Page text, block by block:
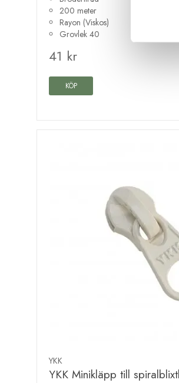
200 meter
Rayon (Viskos)
Grovlek 40
41 kr
KÖP
YKK
YKK Minikläpp till